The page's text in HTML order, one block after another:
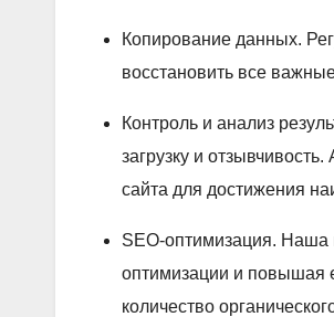
Копирование данных.
восстановить все
Контроль и анализ
загрузку и
сайта для достижения
SEO-оптимизация. Наша
оптимизации и повышая
количество